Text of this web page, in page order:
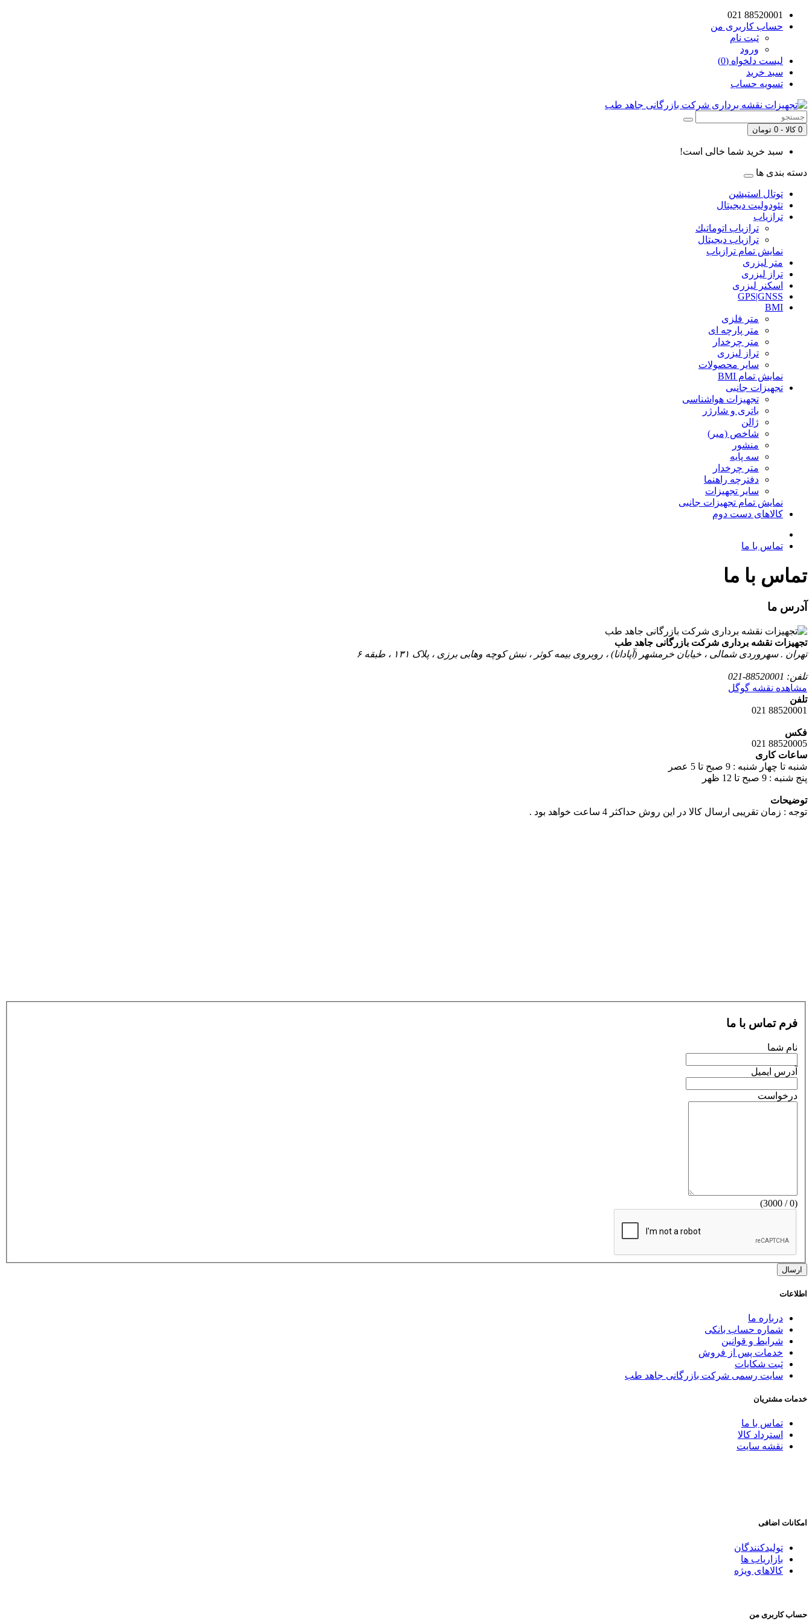
88520001 021
حساب کاربری من
ثبت نام
ورود
لیست دلخواه (0)
سبد خرید
تسویه حساب
0 کالا - 0 تومان
سبد خرید شما خالی است!
دسته بندی ها
توتال استیشن
تئودوليت ديجيتال
ترازياب
ترازياب اتوماتيك
ترازياب دیجیتال
نمایش تمام ترازياب
متر لیزری
تراز لیزری
اسکنر لیزری
GPS|GNSS
BMI
متر فلزی
متر پارچه ای
متر چرخدار
تراز لیزری
سایر محصولات
نمایش تمام BMI
تجهیزات جانبی
تجهیزات هواشناسی
باتری و شارژر
ژالن
شاخص (میر)
منشور
سه پایه
متر چرخدار
دفترچه راهنما
سایر تجهیزات
نمایش تمام تجهیزات جانبی
کالاهای دست دوم
تماس با ما
تماس با ما
آدرس ما
تجهیزات نقشه برداری شرکت بازرگانی جاهد طب
تهران . سهروردی شمالی ، خیابان خرمشهر (آپادانا) ، روبروی بیمه کوثر ، نبش کوچه وهابی برزی ، پلاک ۱۳۱ ، طبقه ۶
تلفن: 88520001-021
مشاهده نقشه گوگل
تلفن
88520001 021
فکس
88520005 021
ساعات کاری
شنبه تا چهار شنبه : 9 صبح تا 5 عصر
پنج شنبه : 9 صبح تا 12 ظهر
توضیحات
توجه : زمان تقریبی ارسال کالا در این روش حداکثر 4 ساعت خواهد بود .
فرم تماس با ما
نام شما
آدرس ایمیل
درخواست
(0 / 3000)
اطلاعات
درباره ما
شماره حساب بانکی
شرایط و قوانین
خدمات پس از فروش
ثبت شکایات
سایت رسمی شرکت بازرگانی جاهد طب
خدمات مشتریان
تماس با ما
استرداد کالا
نقشه سایت
امکانات اضافی
تولیدکنندگان
بازاریاب ها
کالاهای ویژه
حساب کاربری من